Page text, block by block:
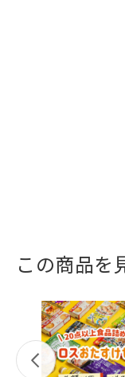
この商品を